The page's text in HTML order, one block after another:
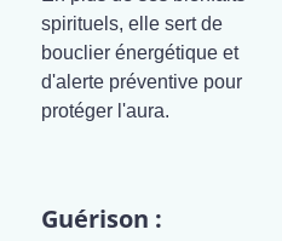
spirituels, elle sert de
bouclier énergétique et
d'alerte préventive pour
protéger l'aura.
Guérison :